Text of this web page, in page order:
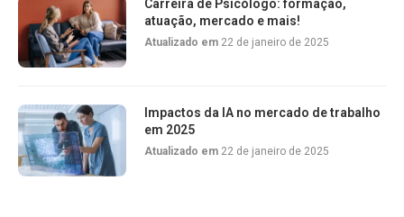
Carreira de Psicólogo: formação,
atuação, mercado e mais!
Atualizado em 22 de janeiro de 2025
Impactos da IA no mercado de trabalho
em 2025
Atualizado em 22 de janeiro de 2025